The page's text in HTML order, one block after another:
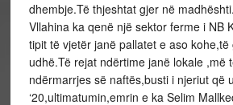
dhembje.Të thjeshtat gjer në madhështi.
Vllahina ka qenë një sektor ferme i NB
tipit të vjetër janë pallatet e aso
udhë.Të rejat ndërtime janë lokale ,më
ndërmarrjes së naftës,busti i njeriut që
‘20,ultimatumin,emrin e ka Selim